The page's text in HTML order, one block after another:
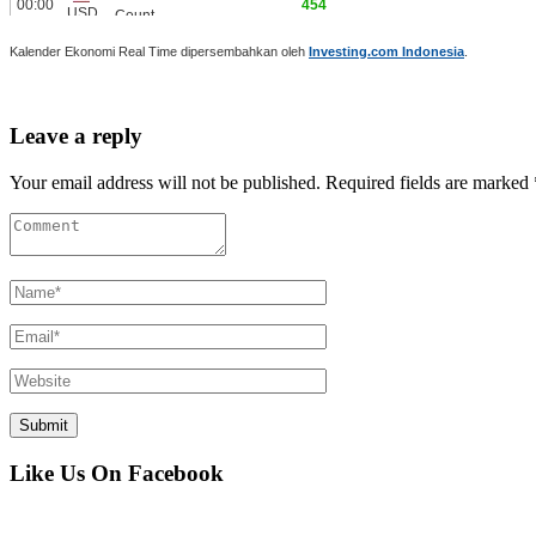
Kalender Ekonomi Real Time dipersembahkan oleh Investing.com Indonesia
Leave a reply
Your email address will not be published. Required fields are marked
Like Us On Facebook